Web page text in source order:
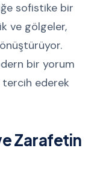
sofistike bir
ve gölgeler,
bir yorum
tercih ederek
Zarafetin